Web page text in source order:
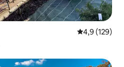
Évaluation
4,9 (129)